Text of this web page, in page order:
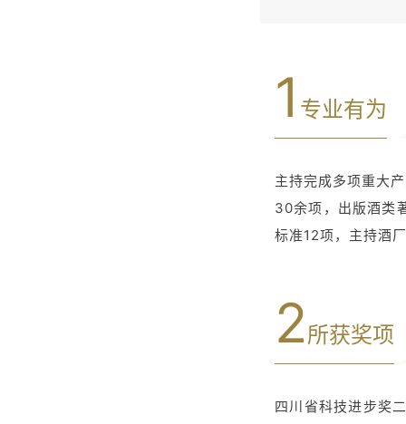
1 专业有为
主持完成多项重大
30余项，出版酒类
标准12项，主持酒
2所获奖项
四川省科技进步奖